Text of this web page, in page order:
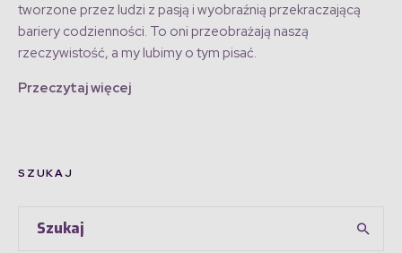
tworzone przez ludzi z pasją i wyobraźnią przekraczającą
bariery codzienności. To oni przeobrażają naszą
rzeczywistość, a my lubimy o tym pisać.
Przeczytaj więcej
SZUKAJ